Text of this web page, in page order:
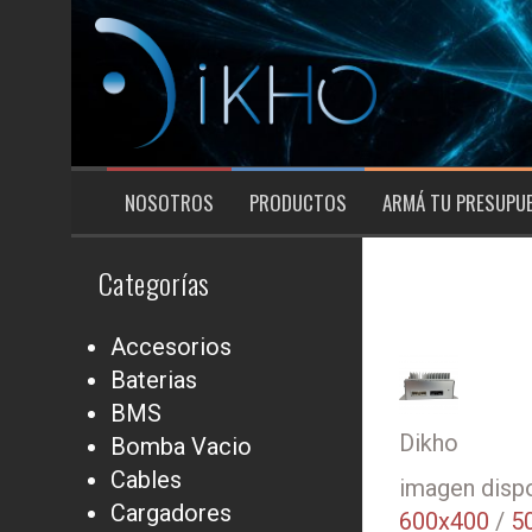
contenido
NOSOTROS PRODUCTOS ARMÁ TU
Dikho
imagen
600x400 /
Categorías
Accesorios
Baterias
BMS
Bomba Vacio
Cables
Cargadores